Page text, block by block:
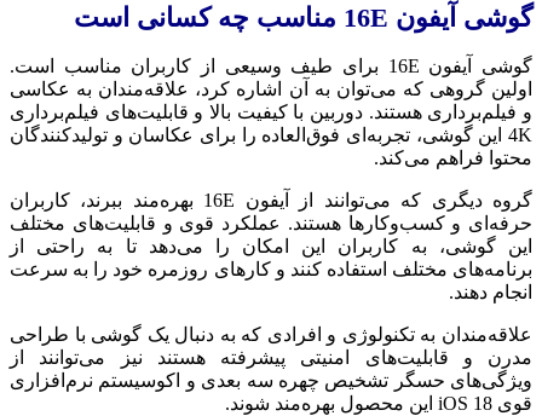
گوشی آیفون 16E مناسب چه کسانی است
گوشی آیفون 16E برای طیف وسیعی از کاربران مناسب است.
اولین گروهی که می‌توان به آن اشاره کرد، علاقه‌مندان به عکاسی
و فیلم‌برداری هستند. دوربین با کیفیت بالا و قابلیت‌های فیلم‌برداری
4K این گوشی، تجربه‌ای فوق‌العاده را برای عکاسان و تولیدکنندگان
محتوا فراهم می‌کند.
گروه دیگری که می‌توانند از آیفون 16E بهره‌مند ببرند، کاربران
حرفه‌ای و کسب‌وکارها هستند. عملکرد قوی و قابلیت‌های مختلف
این گوشی، به کاربران این امکان را می‌دهد تا به راحتی از
برنامه‌های مختلف استفاده کنند و کارهای روزمره خود را به سرعت
انجام دهند.
علاقه‌مندان به تکنولوژی و افرادی که به دنبال یک گوشی با طراحی
مدرن و قابلیت‌های امنیتی پیشرفته هستند نیز می‌توانند از
ویژگی‌های حسگر تشخیص چهره سه ‌بعدی و اکوسیستم نرم‌افزاری
قوی iOS 18 این محصول بهره‌مند شوند.